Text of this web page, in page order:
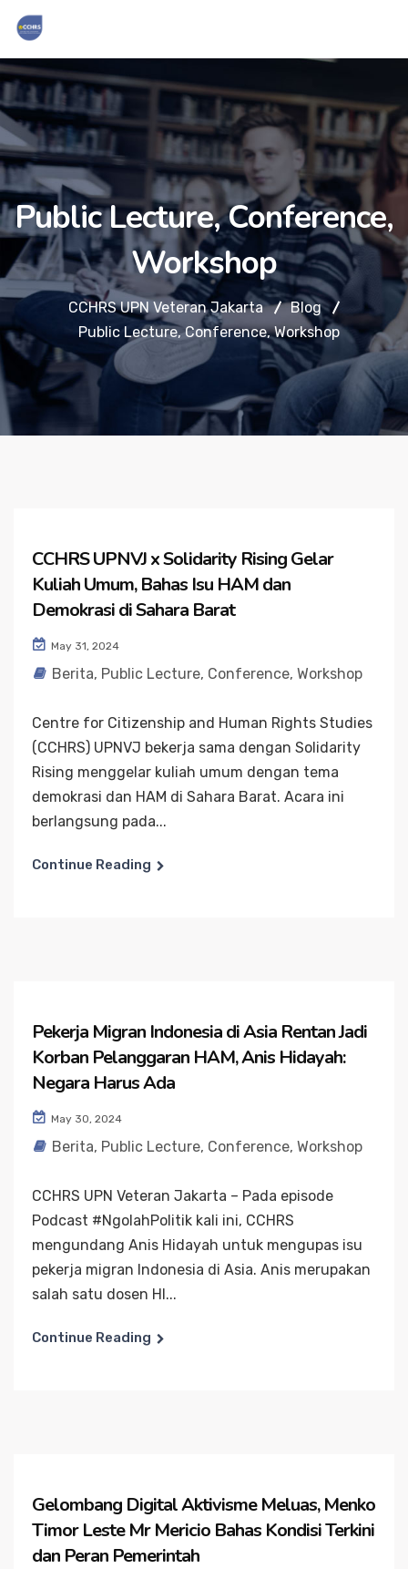
Public Lecture, Conference,
Workshop
CCHRS UPN Veteran Jakarta
Blog
Public Lecture, Conference, Workshop
CCHRS UPNVJ x Solidarity Rising Gelar
Kuliah Umum, Bahas Isu HAM dan
Demokrasi di Sahara Barat
May 31, 2024
Berita, Public Lecture, Conference, Workshop
Centre for Citizenship and Human Rights Studies
(CCHRS) UPNVJ bekerja sama dengan Solidarity
Rising menggelar kuliah umum dengan tema
demokrasi dan HAM di Sahara Barat. Acara ini
berlangsung pada...
Continue Reading
Pekerja Migran Indonesia di Asia Rentan Jadi
Korban Pelanggaran HAM, Anis Hidayah:
Negara Harus Ada
May 30, 2024
Berita, Public Lecture, Conference, Workshop
CCHRS UPN Veteran Jakarta – Pada episode
Podcast #NgolahPolitik kali ini, CCHRS
mengundang Anis Hidayah untuk mengupas isu
pekerja migran Indonesia di Asia. Anis merupakan
salah satu dosen HI...
Continue Reading
Gelombang Digital Aktivisme Meluas, Menko
Timor Leste Mr Mericio Bahas Kondisi Terkini
dan Peran Pemerintah